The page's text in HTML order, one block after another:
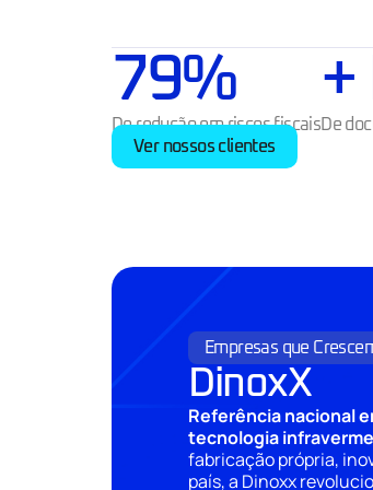
De redução em riscos fiscais
100%
De
+
Ver nossos clientes
Empresas que
DinoxX
Referência nacional
tecnologia
fabricação própria,
país, a Dinoxx